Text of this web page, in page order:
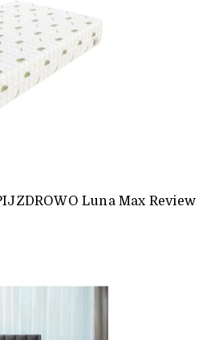
Luna Max Review